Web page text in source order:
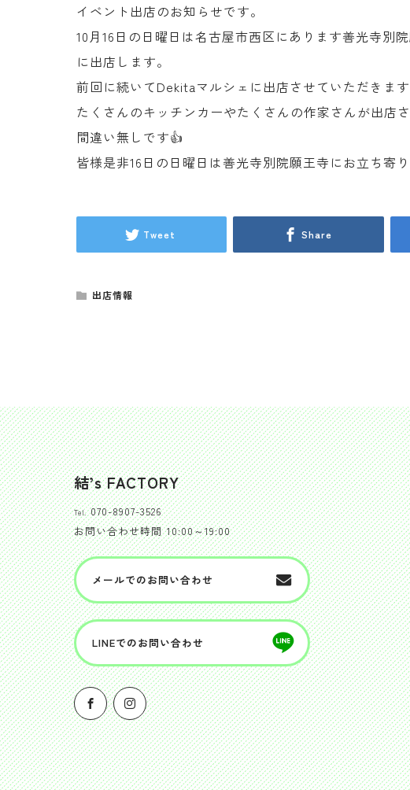
イベント出店のお知らせです。
10月16日の日曜日は名古屋市西区にあります善光寺別
に出店します。
前回に続いてDekitaマルシェに出店させていただきます
たくさんのキッチンカーやたくさんの作家さんが出店
間違い無しです👍
皆様是非16日の日曜日は善光寺別院願王寺にお立ち寄り
Tweet Share
出店情報
結’s FACTORY
Tel. 070-8907-3526
お問い合わせ時間 10:00～19:00
メールでのお問い合わせ
LINEでのお問い合わせ